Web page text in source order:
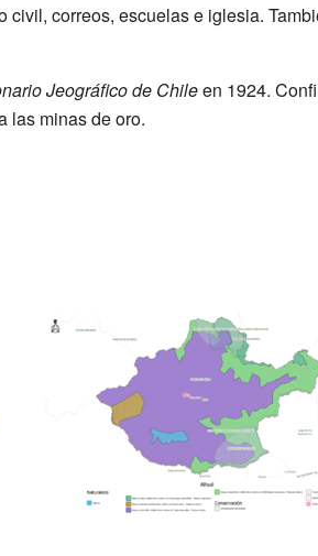
correos, escuelas e iglesia.
Jeográfico de Chileen 1924.
las minas de oro.